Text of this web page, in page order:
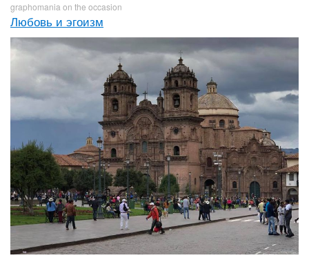
graphomania on the occasion
Любовь и эгоизм